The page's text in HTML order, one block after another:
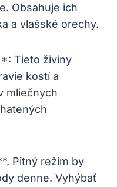
Obsahuje ich
a vlašské orechy.
Tieto živiny
kostí a
mliečnych
Pitný režim by
denne. Vyhýbať